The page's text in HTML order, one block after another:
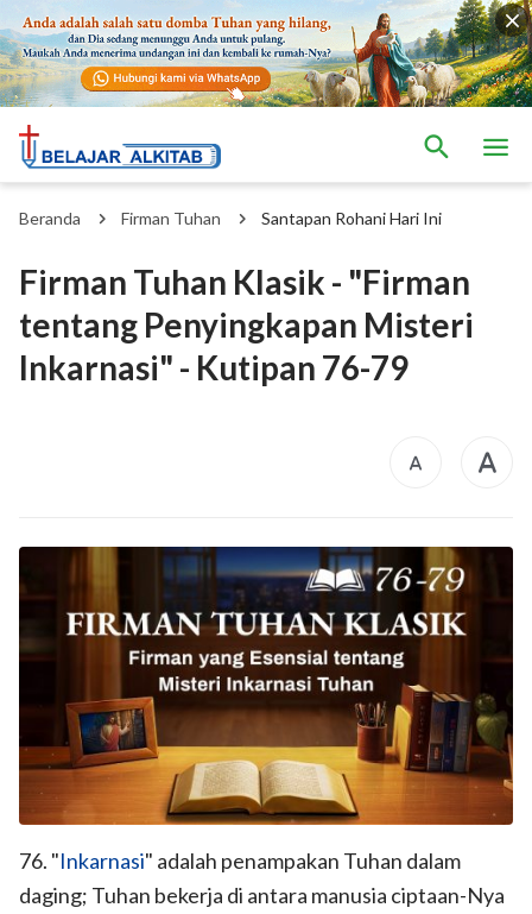
Beranda Firman Tuhan Santapan Rohani Hari Ini
Firman Tuhan Klasik - "Firman
tentang Penyingkapan Misteri
Inkarnasi" - Kutipan 76-79
76. "Inkarnasi" adalah penampakan Tuhan dalam
daging; Tuhan bekerja di antara manusia ciptaan-Nya